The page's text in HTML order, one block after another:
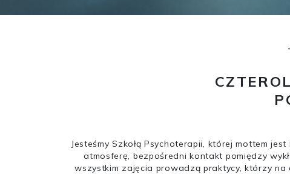
Jesteśmy Szkołą Psychoterapii, której mottem
atmosferę, bezpośredni kontakt pomiędzy
wszystkim zajęcia prowadzą praktycy, którzy